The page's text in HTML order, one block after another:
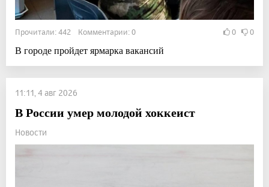
Прочитали: 442 Комментарии: 0 0 0
В городе пройдет ярмарка вакансий
11:11, 4 авг 2026
В России умер молодой хоккеист
Новости